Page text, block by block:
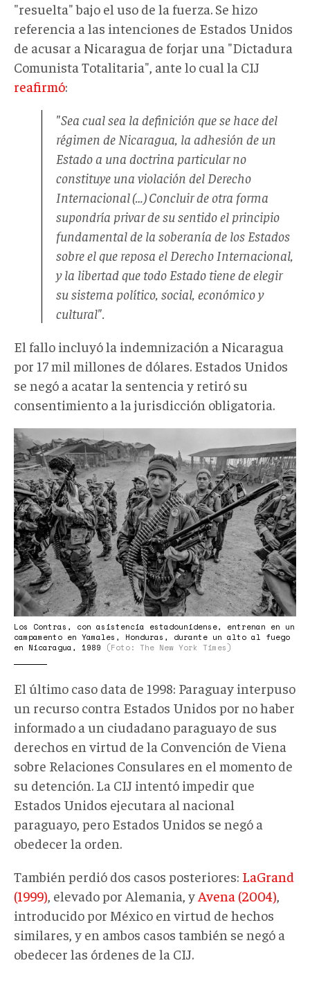
"resuelta" bajo el uso de la fuerza. Se hizo
referencia a las intenciones de Estados Unidos
de acusar a Nicaragua de forjar una "Dictadura
Comunista Totalitaria", ante lo cual la CIJ
reafirmó:
"Sea cual sea la definición que se hace del
régimen de Nicaragua, la adhesión de un
Estado a una doctrina particular no
constituye una violación del Derecho
Internacional (…) Concluir de otra forma
supondría privar de su sentido el principio
fundamental de la soberanía de los Estados
sobre el que reposa el Derecho Internacional,
y la libertad que todo Estado tiene de elegir
su sistema político, social, económico y
cultural".
El fallo incluyó la indemnización a Nicaragua
por 17 mil millones de dólares. Estados Unidos
se negó a acatar la sentencia y retiró su
consentimiento a la jurisdicción obligatoria.
Contras
nicaragua.png
Los Contras, con asistencia estadounidense, entrenan en un
campamento en Yamales, Honduras, durante un alto al fuego
en Nicaragua, 1989
(Foto: The New York Times)
El último caso data de 1998: Paraguay interpuso
un recurso contra Estados Unidos por no haber
informado a un ciudadano paraguayo de sus
derechos en virtud de la Convención de Viena
sobre Relaciones Consulares en el momento de
su detención. La CIJ intentó impedir que
Estados Unidos ejecutara al nacional
paraguayo, pero Estados Unidos se negó a
obedecer la orden.
También perdió dos casos posteriores: LaGrand
(1999) , elevado por Alemania, y Avena (2004)
introducido por México en virtud de hechos
similares, y en ambos casos también se negó a
obedecer las órdenes de la CIJ.